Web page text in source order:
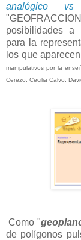
analógico
posibilidades a
para la
los que
manipulativos por la
Cerezo, Cecilia Calvo,
Como "
de polígonos